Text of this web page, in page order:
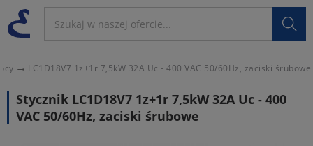

LC1D18V7 1z+1r 7,5kW 32A Uc - 400 VAC 50/60Hz, zaciski śrubowe
Stycznik LC1D18V7 1z+1r 7,5kW 32A Uc - 400
VAC 50/60Hz, zaciski śrubowe